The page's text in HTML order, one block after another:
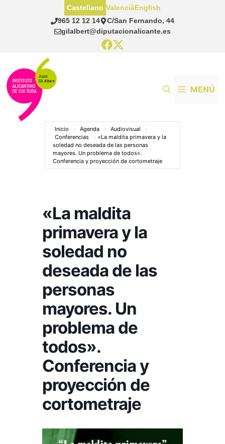
965 12 12 14
C/San Fernando, 44
gilalbert@diputacionalicante.es
Castellano ValenciàEnglish
MENÚ
Inicio Agenda
Audiovisual
Conferencias
«La maldita primavera y la
soledad no deseada de las personas
mayores. Un problema de todos».
Conferencia y proyección de cortometraje
«La maldita
primavera y la
soledad no
deseada de las
personas
mayores. Un
problema de
todos».
Conferencia y
proyección de
cortometraje